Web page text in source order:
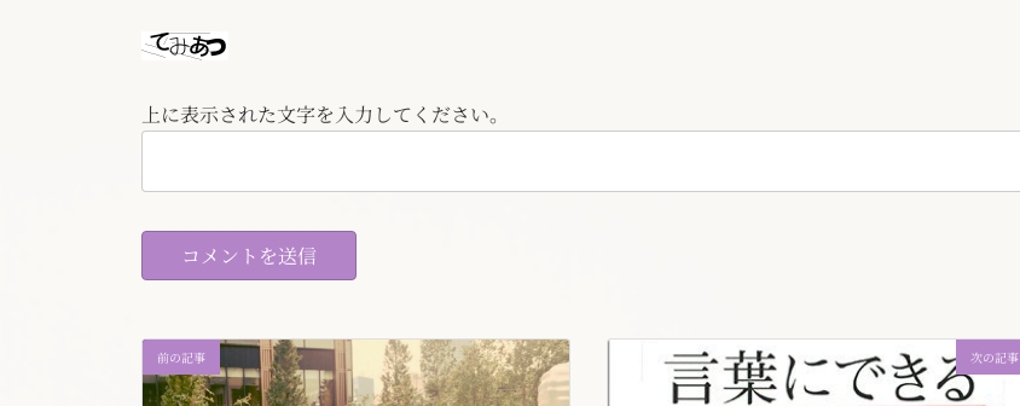
上に表示された文字を入力してください。
前の記事 次の記事